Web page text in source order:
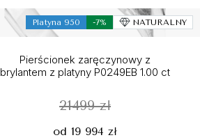
Platyna 950 -7% NATURALNY
Pierścionek zaręczynowy z
brylantem z platyny P0249EB 1.00 ct
21499 zł
od 19 994 zł